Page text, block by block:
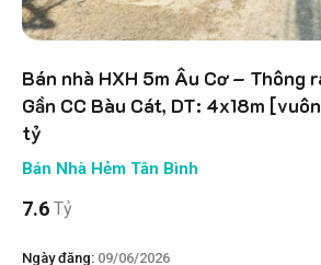
Bán nhà HXH 5m Âu Cơ – Thông
Gần CC Bàu Cát, DT: 4x18m
tỷ
Bán Nhà Hẻm Tân Bình
7.6 Tỷ
Ngày đăng: 09/06/2026